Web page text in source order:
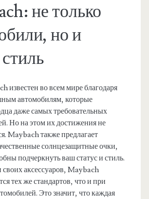
не только
но и
известен во всем мире благодаря
автомобилям, которые
даже самых требовательных
Но на этом их достижения не
Maybach также предлагает
солнцезащитные очки,
подчеркнуть ваш статус и стиль.
аксессуаров, Maybach
тех же стандартов, что и при
Это значит, что каждая